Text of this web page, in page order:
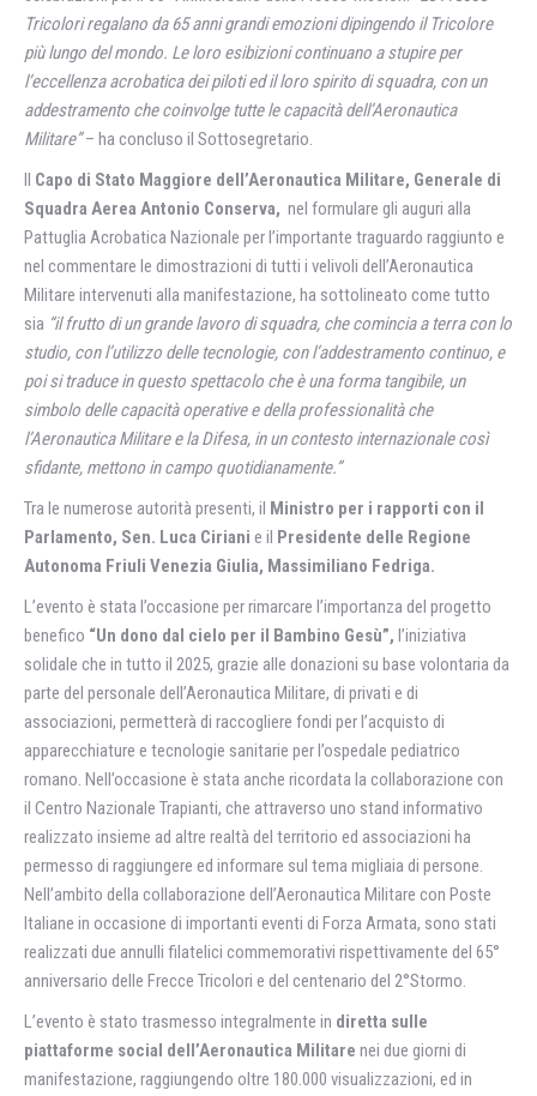
Tricolori regalano da 65 anni grandi emozioni dipingendo il Tricolore
più lungo del mondo. Le loro esibizioni continuano a stupire per
l’eccellenza acrobatica dei piloti ed il loro spirito di squadra, con un
addestramento che coinvolge tutte le capacità dell’Aeronautica
Militare”– ha concluso il Sottosegretario.
Capo di Stato Maggiore dell’Aeronautica Militare, Generale di
Squadra Aerea Antonio Conserva, nel formulare gli auguri alla
Pattuglia Acrobatica Nazionale per l’importante traguardo raggiunto e
nel commentare le dimostrazioni di tutti i velivoli dell’Aeronautica
Militare intervenuti alla manifestazione, ha sottolineato come tutto
sia “il frutto di un grande lavoro di squadra, che comincia a terra con lo
studio, con l’utilizzo delle tecnologie, con l’addestramento continuo, e
poi si traduce in questo spettacolo che è una forma tangibile, un
simbolo delle capacità operative e della professionalità che
l’Aeronautica Militare e la Difesa, in un contesto internazionale così
sfidante, mettono in campo quotidianamente.”
Tra le numerose autorità presenti, il Ministro per i rapporti con il
Parlamento, Sen. Luca Ciriani e il Presidente delle Regione
Autonoma Friuli Venezia Giulia, Massimiliano Fedriga.
L’evento è stata l’occasione per rimarcare l’importanza del progetto
benefico “Un dono dal cielo per il Bambino Gesù”, l’iniziativa
solidale che in tutto il 2025, grazie alle donazioni su base volontaria da
parte del personale dell’Aeronautica Militare, di privati e di
associazioni, permetterà di raccogliere fondi per l’acquisto di
apparecchiature e tecnologie sanitarie per l’ospedale pediatrico
romano. Nell’occasione è stata anche ricordata la collaborazione con
il Centro Nazionale Trapianti, che attraverso uno stand informativo
realizzato insieme ad altre realtà del territorio ed associazioni ha
permesso di raggiungere ed informare sul tema migliaia di persone.
Nell’ambito della collaborazione dell’Aeronautica Militare con Poste
Italiane in occasione di importanti eventi di Forza Armata, sono stati
realizzati due annulli filatelici commemorativi rispettivamente del 65°
anniversario delle Frecce Tricolori e del centenario del 2°Stormo.
L’evento è stato trasmesso integralmente in diretta sulle
piattaforme social dell’Aeronautica Militare nei due giorni di
manifestazione, raggiungendo oltre 180.000 visualizzazioni, ed in